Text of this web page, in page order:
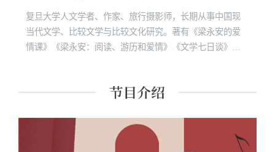
复旦大学人文学者、作家、旅行摄影师，长期从事中国现
当代文学、比较文学与比较文化研究。著有《梁永安的爱
情课》《梁永安：阅读、游历和爱情》《文学七日谈》